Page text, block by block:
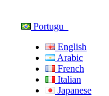
Portugu
English
Arabic
French
Italian
Japanese